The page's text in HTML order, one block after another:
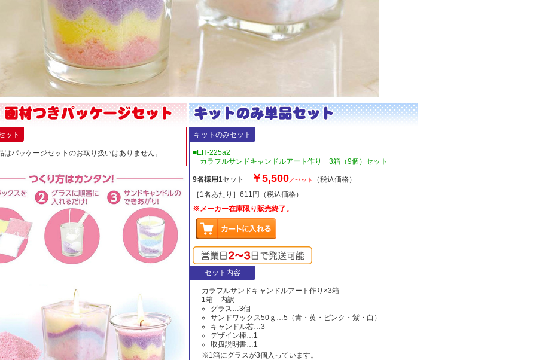
ット
はパッケージセットのお取り扱いはありません。
キットのみセット
■EH-225a2
カラフルサンドキャンドルアート作り 3箱（9個）セット
9名様用1セット ￥5,500／セット
（税込価格）
［1名あたり］611円（税込価格）
※メーカー在庫限り販売終了。
セット内容
カラフルサンドキャンドルアート作り×3箱
1箱 内訳
グラス…3個
サンドワックス50ｇ…5（青・黄・ピンク・紫・白）
キャンドル芯…3
デザイン棒…1
取扱説明書…1
※1箱にグラスが3個入っています。